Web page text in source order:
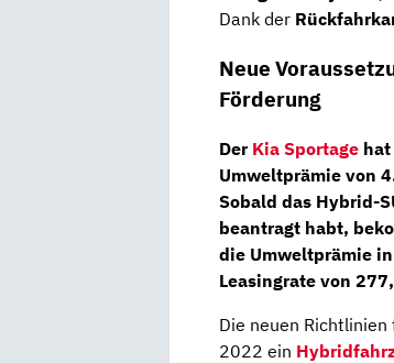
Dank der
Neue
Förderung
Der Kia Sportage
Umweltprämie von
Sobald das Hybrid-
beantragt habt,
die Umweltprämie
Leasingrate von
Die neuen
2022 ein